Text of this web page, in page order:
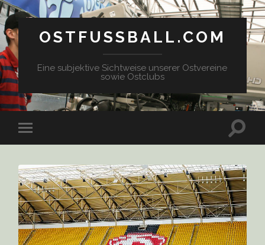
OSTFUSSBALL.COM
Eine subjektive Sichtweise unserer Ostvereine
sowie Ostclubs